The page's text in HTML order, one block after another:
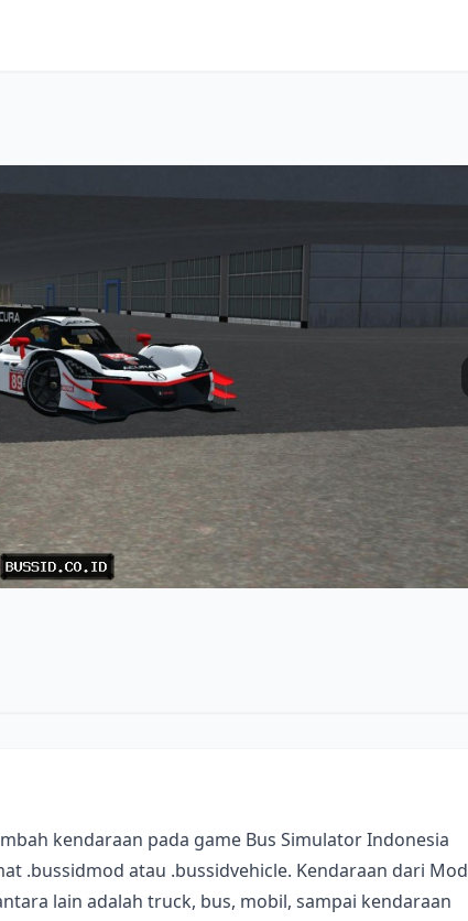
kendaraan pada game Bus Simulator Indonesia
.bussidmod atau .bussidvehicle. Kendaraan dari Mod
lain adalah truck, bus, mobil, sampai kendaraan